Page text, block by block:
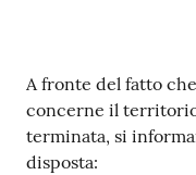
Contenuto
A fronte del fatto
concerne il
terminata, si
disposta: